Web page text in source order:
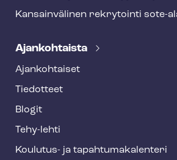
Kansainvälinen rekrytointi sote-
Ajankohtaista
Ajankohtaiset
Tiedotteet
Blogit
Tehy-lehti
Koulutus- ja ta­pah­tu­ma­ka­len­te­ri